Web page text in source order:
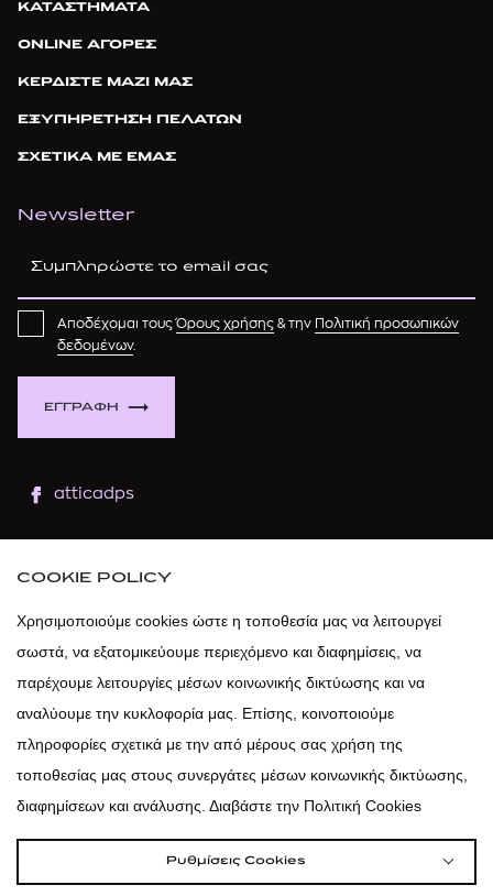
ΚΑΤΑΣΤΗΜΑΤΑ
ONLINE ΑΓΟΡΕΣ
ΚΕΡΔΙΣΤΕ ΜΑΖΙ ΜΑΣ
ΕΞΥΠΗΡΕΤΗΣΗ ΠΕΛΑΤΩΝ
ΣΧΕΤΙΚΑ ΜΕ ΕΜΑΣ
Newsletter
ΕΓΓΡΑΦΗ
Αποδέχομαι τουςΌρους χρήσης & την Πολιτική προσωπικών
δεδομένων.
atticadps
atticadps
COOKIE POLICY
Χρησιμοποιούμε cookies ώστε η τοποθεσία μας να λειτουργεί
σωστά, να εξατομικεύουμε περιεχόμενο και διαφημίσεις, να
παρέχουμε λειτουργίες μέσων κοινωνικής δικτύωσης και να
αναλύουμε την κυκλοφορία μας. Επίσης, κοινοποιούμε
πληροφορίες σχετικά με την από μέρους σας χρήση της
τοποθεσίας μας στους συνεργάτες μέσων κοινωνικής δικτύωσης,
διαφημίσεων και ανάλυσης. Διαβάστε την Πολιτική Cookies
Ρυθμίσεις Cookies